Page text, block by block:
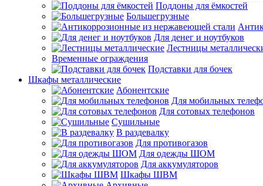
Поддоны для ёмкостей
Большегрузные
Для денег и ноутбуков
Лестницы
Временные ограждения
Подставки для бочек
Шкафы металлические
Абонентские
Для мобильных
Для сотовых телефонов
Сушильные
В раздевалку
Для противогазов
Для одежды ШОМ
Для аккумуляторов
Шкафы ШВМ